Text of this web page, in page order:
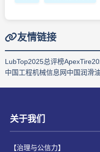
友情链接
LubTop2025总评榜
中国工程机械信息网中国润滑
关于我们
【治理与公信力】